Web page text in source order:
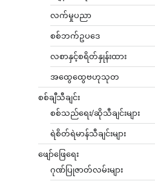
လက်မှုပညာ
စစ်ဘက်ဥပဒေ
လစာနှင့်စရိတ်နှုန်းထား
အထွေထွေဗဟုသုတ
စစ်ချီသီချင်း
စစ်သည်ရေး/ဆိုသီချင်းများ
ရဲစိတ်ရဲမာန်သီချင်းများ
ဖျော်ဖြေရေး
ဂုဏ်ပြုဇာတ်လမ်းများ